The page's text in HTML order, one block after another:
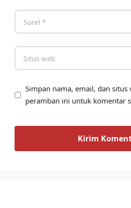
Simpan nama, email, dan situs
peramban ini untuk komentar